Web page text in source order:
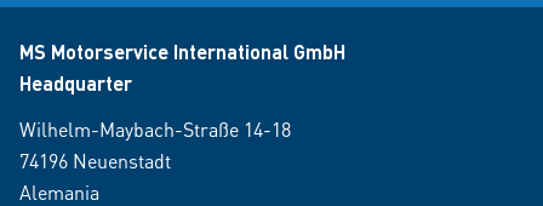
MS Motorservice International GmbH
Headquarter
Wilhelm-Maybach-Straße 14-18
74196 Neuenstadt
Alemania